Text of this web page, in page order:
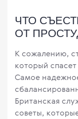
ЧТО
ОТ
К сожалению,
который
Самое
Британская
советы,